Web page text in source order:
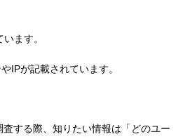
ます。
IPが記載されています。
する際、知りたい情報は「どのユー